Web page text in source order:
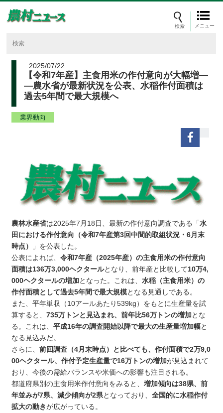
メニュー
2025/07/22
【令和7年産】主食用米の作付意向が大幅増―
―農水省が最新状況を公表、水稲作付面積は
過去5年間で最大規模へ
業界動向
農林水産省は2025年7月18日、最新の作付意向調査である「水
田における作付意向（令和7年産第3回中間的取組状況・6月末
時点）
」を公表した。
公表によれば、令和7年産（2025年産）の主食用米の作付意向
面積は136万3,000ヘクタールとなり、前年産と比較して10万4,
000ヘクタールの増加となった。これは、水稲（主食用米）の
作付面積として過去5年間で最大規模となる見通しである。
また、平年単収（10アールあたり539kg）をもとに生産量を試
算すると、735万トンと見込まれ、前年比56万トンの増加とな
る。これは、平成16年の調査開始以降で最大の生産量増加幅と
なる見込みだ。
さらに、前回調査（4月末時点）と比べても、作付面積で2万9,0
00ヘクタール、作付予定生産量で16万トンの増加が見込まれて
おり、今後の需給バランスや米価への影響も注目される。
都道府県別の主食用米作付意向をみると、増加傾向は38県、前
年並みが7県、減少傾向が2県となっており、全国的に水稲作付
拡大の動きが広がっている。